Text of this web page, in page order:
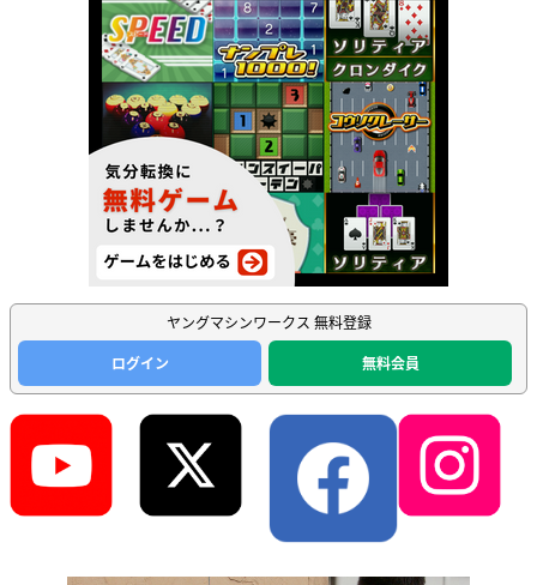
ヤングマシンワークス 無料登録
ログイン
無料会員